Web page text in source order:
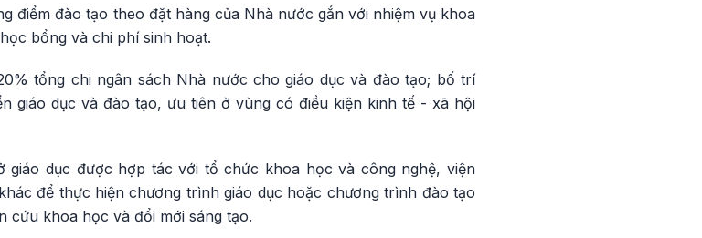
điểm đào tạo theo đặt hàng của Nhà nước gắn với nhiệm vụ khoa
bổng và chi phí sinh hoạt.
tổng chi ngân sách Nhà nước cho giáo dục và đào tạo; bố trí
giáo dục và đào tạo, ưu tiên ở vùng có điều kiện kinh tế - xã hội
giáo dục được hợp tác với tổ chức khoa học và công nghệ, viện
để thực hiện chương trình giáo dục hoặc chương trình đào tạo
cứu khoa học và đổi mới sáng tạo.